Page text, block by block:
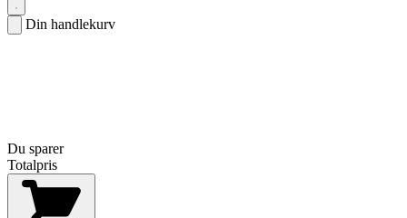
Din handlekurv
Du sparer
Totalpris